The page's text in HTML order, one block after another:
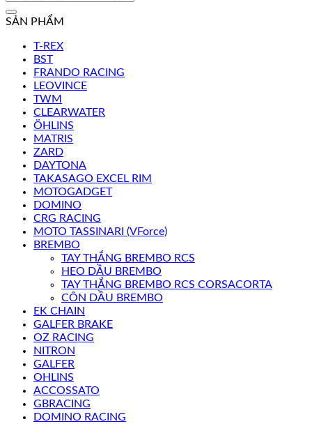
SẢN PHẨM
T-REX
BST
FRANDO RACING
LEOVINCE
TWM
CLEARWATER
ÖHLINS
MATRIS
ZARD
DAYTONA
TAKASAGO EXCEL RIM
MOTOGADGET
DOMINO
CRG RACING
MOTO TASSINARI (VForce)
BREMBO
TAY THẮNG BREMBO RCS
HEO DẦU BREMBO
TAY THẮNG BREMBO RCS CORSACORTA
CÔN DẦU BREMBO
EK CHAIN
GALFER BRAKE
OZ RACING
NITRON
GALFER
OHLINS
ACCOSSATO
GBRACING
DOMINO RACING